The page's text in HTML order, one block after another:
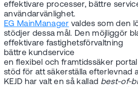
effektivare processer, bättre
användarvänlighet.
EG MainManager valdes som den
stödjer dessa mål. Den möjliggör
effektivare fastighetsförvaltning
bättre kundservice
en flexibel och framtidssäker portal
stöd för att säkerställa efterlevnad
KEJD har valt en så kallad best-of-